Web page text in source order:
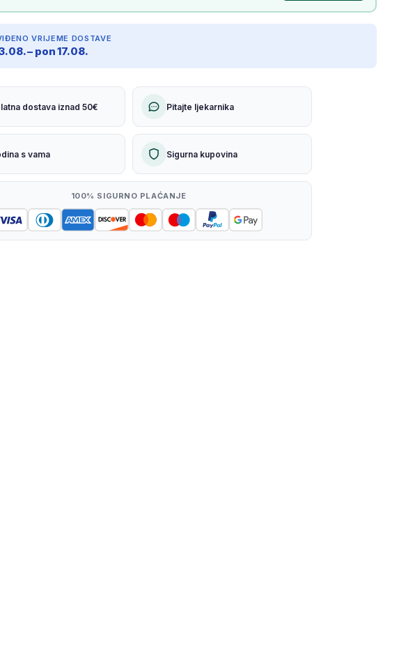
VRIJEME DOSTAVE
– pon 17.08.
dostava iznad 50€ Pitajte ljekarnika
s vama Sigurna kupovina
100% SIGURNO PLAĆANJE